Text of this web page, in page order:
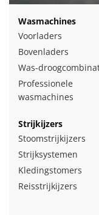
Wasmachines
Voorladers
Bovenladers
Was-
Professionele
wasmachines
Strijkijzers
Stoomstrijkijzers
Strijksystemen
Kledingstomers
Reisstrijkijzers